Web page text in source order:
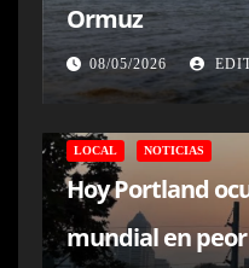
Ormuz
08/05/2026
LOCAL NOTICIAS
Hoy Portland
mundial en